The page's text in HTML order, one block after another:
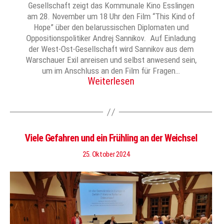
Gesellschaft zeigt das Kommunale Kino Esslingen
am 28. November um 18 Uhr den Film “This Kind of
Hope” über den belarussischen Diplomaten und
Oppositionspolitiker Andrej Sannikov. Auf Einladung
der West-Ost-Gesellschaft wird Sannikov aus dem
Warschauer Exil anreisen und selbst anwesend sein,
um im Anschluss an den Film für Fragen…
Weiterlesen
Viele Gefahren und ein Frühling an der Weichsel
25. Oktober 2024